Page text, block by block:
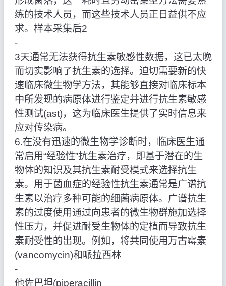
练的技术人员，而这些技术人员正日益供不应
求。样本采集后2
‑
3天通常无法获得抗生素敏感性数据，这已太晚
而切实影响了抗生素的选择。迫切需要新的快
速临床微生物学方法，其能够直接对临床标本
中所发现的病原体进行鉴定并进行抗生素敏感
性测试(ast)，这为临床医生提供了实时信息来
应对传染病。
6.在没有迅速的微生物学诊断时，临床医生通
常启用“经验性”抗生素治疗，即基于潜在的生
物体的知识及其抗生素耐受模式来选择抗生
素。用于菌血症的经验性抗生素通常是广谱抗
生素以治疗多种可能的细菌病原体。广谱抗生
素的过度使用通过向患者的微生物群施加选择
性压力，并促进耐受生物体的定植而导致抗生
素耐受性的出现。例如，将共同使用万古霉素
(vancomycin)和哌拉西林
‑
他佐巴坦(piperacillin